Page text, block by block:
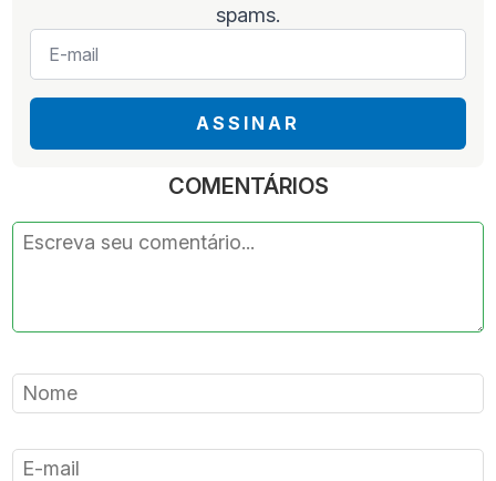
spams.
E-
mail
ASSINAR
COMENTÁRIOS